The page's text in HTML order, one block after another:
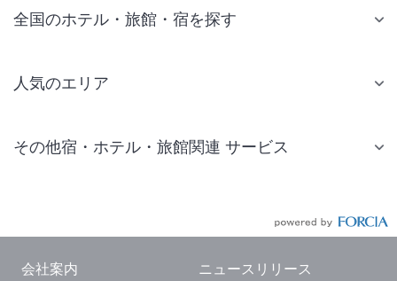
全国のホテル・旅館・宿を探す
人気のエリア
仙台 ホテル
東京ドーム ホテル
その他宿・ホテル・旅館関連 サービス
会社案内 ニュースリリース